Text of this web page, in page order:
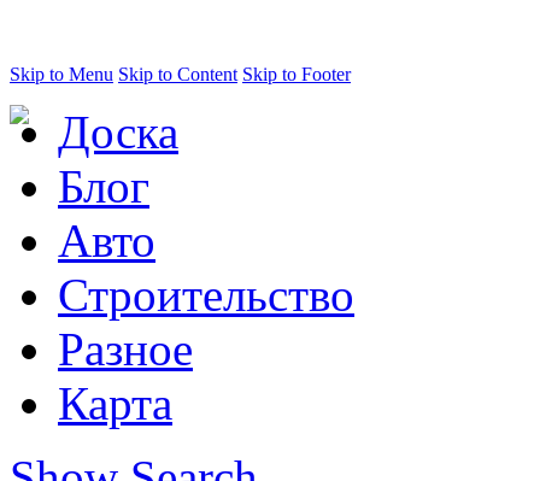
Skip to Menu Skip to Content Skip to Footer
Доска
Блог
Авто
Строительство
Разное
Карта